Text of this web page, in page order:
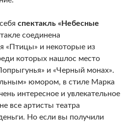
спектакль «Небесные
соединена
«Птицы» и некоторые из
которых нашлос место
и «Черный монах».
юмором, в стиле Марка
интересное и увлекательное
все артисты театра
Но если вы получили